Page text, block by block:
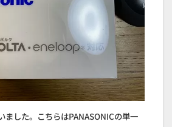
ました。こちらはPANASONICの単一